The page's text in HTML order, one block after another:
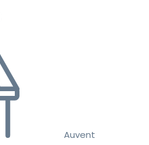
Auvent